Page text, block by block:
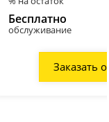
Бесплатно
обслуживание
Заказать